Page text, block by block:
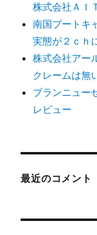
株式会社ＡＩ
南国ブートキ
実態が２ｃｈ
株式会社アー
クレームは無
ブランニュー
レビュー
最近のコメント